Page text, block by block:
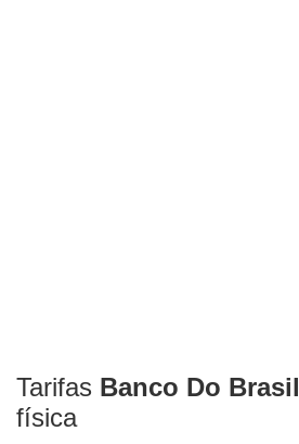
Tarifas Banco Do Brasil
física